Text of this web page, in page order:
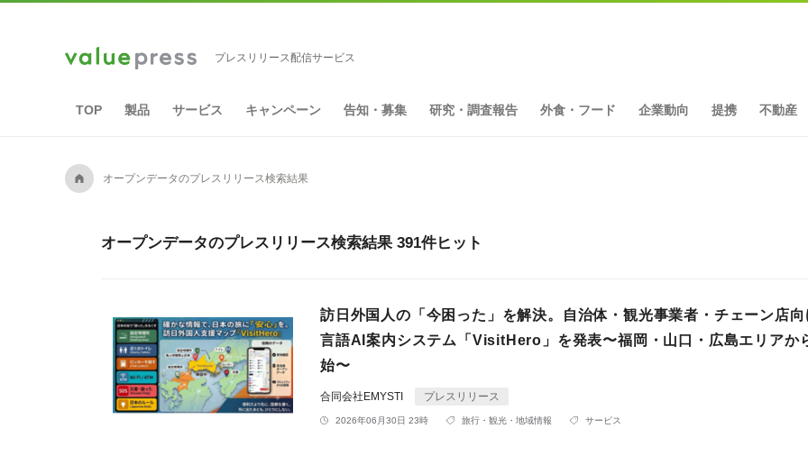
プレスリリース配信サービス
TOP 製品 サービス キャンペーン 告知・募集 研究・調査報告 外食・フード 企業動向 提携 不動産
A オープンデータのプレスリリース検索結果
オープンデータのプレスリリース検索結果 391件ヒット
訪日外国人の「今困った」を解決。自治体・観光事業者・チェーン店向
言語AI案内システム「VisitHero」を発表〜福岡・山口・広島エリアか
始〜
合同会社EMYSTI プレスリリース
2026年06月30日 23時 旅行・観光・地域情報 サービス